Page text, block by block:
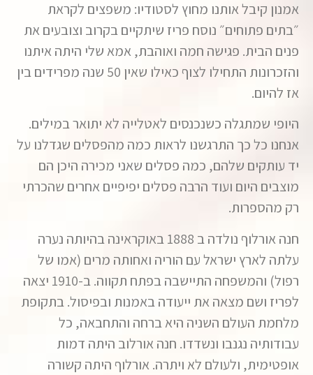
אמנון קיבל אותנו מחוץ לסטודיו: משפצים לקראת
״בתים פתוחים״ נוסח פריז שיתקיים בקרוב וצובעים את
פנים הבית. פגישה חמה ואוהבת, אמא שלי היתה איתנו
והזכרונות התחילו לצוף כאילו שאין 50 שנה מפרידים בין
אז להיום.
היופי שמתגלה כשנכנסים לאטלייה לא יתואר במילים.
אנחנו כל כך התרגשנו לראות כמה מהפסלים שגדלנו על
יד עותקים שלהם, כמה פסלים שאני מכירה היכן הם
מוצבים היום ועוד הרבה פסלים יפיפיים אחרים שהכרתי
רק מהספרות.
חנה אורלוף נולדה ב 1888 באוקראינה בהיותה נערה
עלתה לארץ ישראל עם הוריה ואחותה מרים (אמו של
רפול) והמשפחה התיישבה בפתח תקווה. ב-1910 יצאה
לפריז ושם מצאה את ייעודה באמנות ובפיסול. בתקופת
מלחמת העולם השניה היא ברחה והתחבאה, כל
עבודותיה נגנבו ונשדדו. חנה אורלוב היתה דמות
אופטימית, ולעולם לא ויתרה. אורלוף היתה קשורה